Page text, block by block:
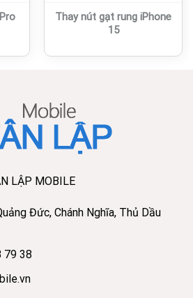
Thay nút gạt rung iPhone
15
LẬP MOBILE
Đức, Chánh Nghĩa, Thủ Dầu
79 38